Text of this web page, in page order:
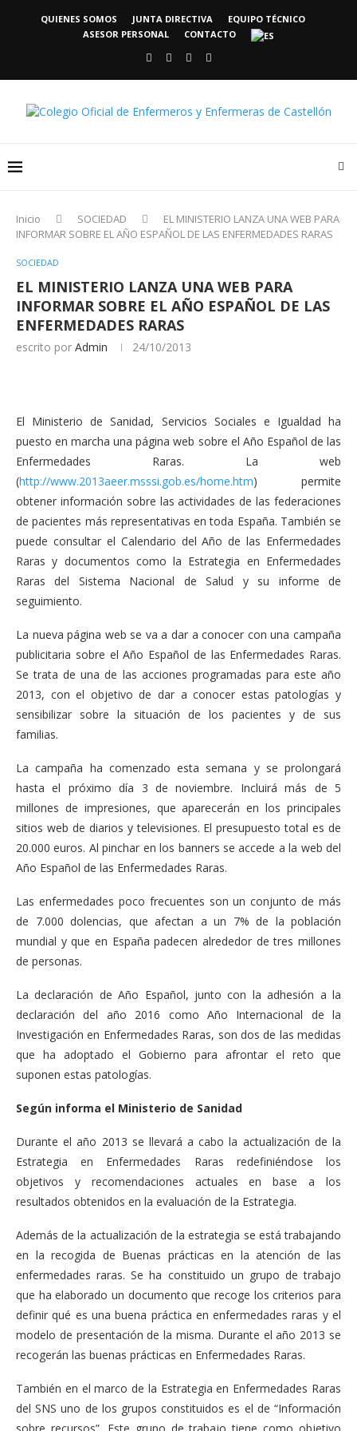
QUIENES SOMOS JUNTA DIRECTIVA
EQUIPO TÉCNICO
ASESOR PERSONAL
CONTACTO
Inicio SOCIEDAD
EL MINISTERIO LANZA UNA WEB PARA
INFORMAR SOBRE EL AÑO ESPAÑOL DE LAS ENFERMEDADES RARAS
SOCIEDAD
EL MINISTERIO LANZA UNA WEB PARA
INFORMAR SOBRE EL AÑO ESPAÑOL DE LAS
ENFERMEDADES RARAS
escrito por Admin 24/10/2013
El Ministerio de Sanidad, Servicios Sociales e Igualdad ha
puesto en marcha una página web sobre el Año Español de las
Enfermedades Raras. La web
(http://www.2013aeer.msssi.gob.es/home.htm) permite
obtener información sobre las actividades de las federaciones
de pacientes más representativas en toda España. También se
puede consultar el Calendario del Año de las Enfermedades
Raras y documentos como la Estrategia en Enfermedades
Raras del Sistema Nacional de Salud y su informe de
seguimiento.
La nueva página web se va a dar a conocer con una campaña
publicitaria sobre el Año Español de las Enfermedades Raras.
Se trata de una de las acciones programadas para este año
2013, con el objetivo de dar a conocer estas patologías y
sensibilizar sobre la situación de los pacientes y de sus
familias.
La campaña ha comenzado esta semana y se prolongará
hasta el próximo día 3 de noviembre. Incluirá más de 5
millones de impresiones, que aparecerán en los principales
sitios web de diarios y televisiones. El presupuesto total es de
20.000 euros. Al pinchar en los banners se accede a la web del
Año Español de las Enfermedades Raras.
Las enfermedades poco frecuentes son un conjunto de más
de 7.000 dolencias, que afectan a un 7% de la población
mundial y que en España padecen alrededor de tres millones
de personas.
La declaración de Año Español, junto con la adhesión a la
declaración del año 2016 como Año Internacional de la
Investigación en Enfermedades Raras, son dos de las medidas
que ha adoptado el Gobierno para afrontar el reto que
suponen estas patologías.
Según informa el Ministerio de Sanidad
Durante el año 2013 se llevará a cabo la actualización de la
Estrategia en Enfermedades Raras redefiniéndose los
objetivos y recomendaciones actuales en base a los
resultados obtenidos en la evaluación de la Estrategia.
Además de la actualización de la estrategia se está trabajando
en la recogida de Buenas prácticas en la atención de las
enfermedades raras. Se ha constituido un grupo de trabajo
que ha elaborado un documento que recoge los criterios para
definir qué es una buena práctica en enfermedades raras y el
modelo de presentación de la misma. Durante el año 2013 se
recogerán las buenas prácticas en Enfermedades Raras.
También en el marco de la Estrategia en Enfermedades Raras
del SNS uno de los grupos constituidos es el de “Información